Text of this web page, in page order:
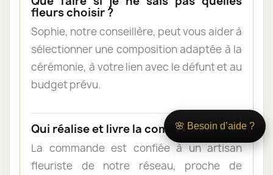
fleurs choisir ?
Sophie, notre conseillère, peut vous aider à
sélectionner une composition adaptée à la
cérémonie, à votre lien avec le défunt et au
budget prévu.
Qui réalise et livre la composition ?
La commande est confiée à un artisan
fleuriste de notre réseau, proche de
🌸 Besoin d’aide ?